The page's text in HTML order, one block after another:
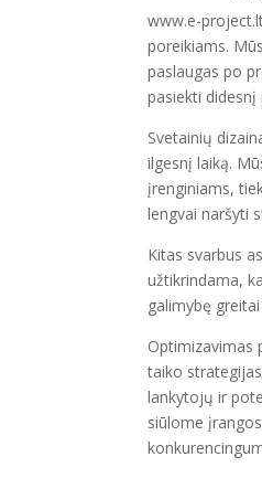
www.e-
poreikiams.
paslaugas po
pasiekti
Svetainių
ilgesnį laiką.
įrenginiams,
lengvai naršyti
Kitas svarbus
užtikrindama,
galimybę
Optimizavimas
taiko
lankytojų ir
siūlome